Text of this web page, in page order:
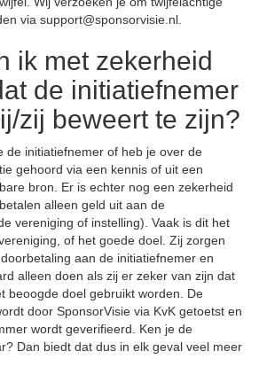
via support@sponsorvisie.nl.
ik met zekerheid
de initiatiefnemer
zij beweert te zijn?
de initiatiefnemer of heb je over de
gehoord via een kennis of uit een
bron. Er is echter nog een zekerheid
alleen geld uit aan de
vereniging of instelling). Vaak is dit het
of het goede doel. Zij zorgen
aan de initiatiefnemer en
alleen doen als zij er zeker van zijn dat
beoogde doel gebruikt worden. De
door SponsorVisie via KvK getoetst en
wordt geverifieerd. Ken je de
Dan biedt dat dus in elk geval veel meer